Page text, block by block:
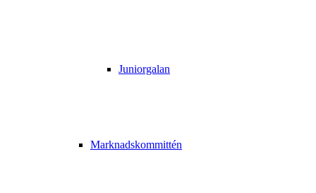
Juniorgalan
Marknadskommittén